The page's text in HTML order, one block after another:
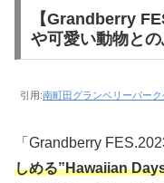
【Grandberry
や可愛い動物と
引用:南町田グランベリーパーク
「Grandberry
しめる”Hawaiian